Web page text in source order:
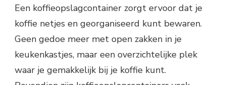
Een koffieopslagcontainer zorgt ervoor dat je
koffie netjes en georganiseerd kunt bewaren.
Geen gedoe meer met open zakken in je
keukenkastjes, maar een overzichtelijke plek
waar je gemakkelijk bij je koffie kunt.